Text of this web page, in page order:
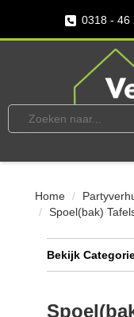
0318 - 46
Home
Spoel(bak)
Bekijk